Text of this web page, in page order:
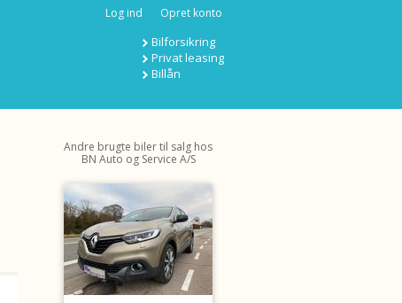
Log ind Opret konto
Bilforsikring
Privat leasing
Billån
Andre brugte biler til salg hos
BN Auto og Service A/S